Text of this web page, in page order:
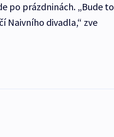
po prázdninách. „Bude to
Naivního divadla,“ zve